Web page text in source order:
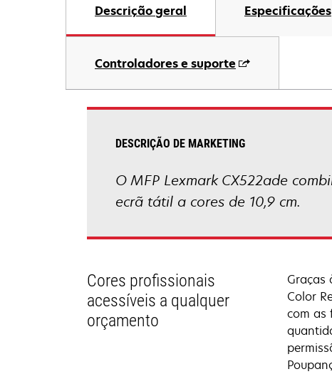
Descrição geral Especificações
Controladores e suporte
DESCRIÇÃO DE MARKETING
O MFP Lexmark CX522ade
ecrã tátil a cores de 10,9 cm.
Cores profissionais
acessíveis a qualquer
orçamento
Graças
Color
com as